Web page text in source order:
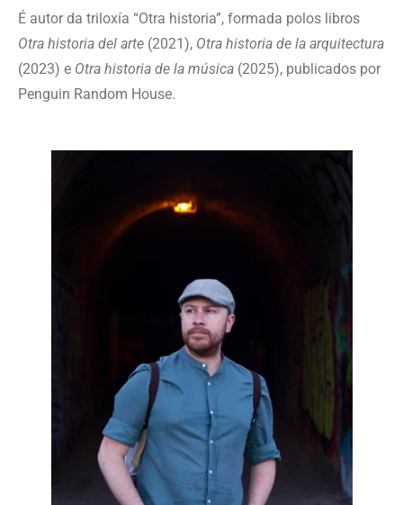
É autor da triloxía “Otra historia”, formada polos libros
Otra historia del arte (2021), Otra historia de la arquitectura
(2023) e Otra historia de la música (2025), publicados por
Penguin Random House.